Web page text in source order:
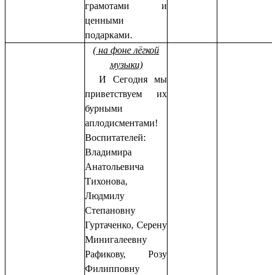
грамотами и
ценными
подарками.
( на фоне лёгкой
музыки)
И Сегодня мы
приветствуем их
бурными
аплодисментами!
Воспитателей:
Владимира
Анатольевича
Тихонова,
Людмилу
Степановну
Гуртаченко, Серену
Минигалеевну
Рафикову, Розу
Филипповну